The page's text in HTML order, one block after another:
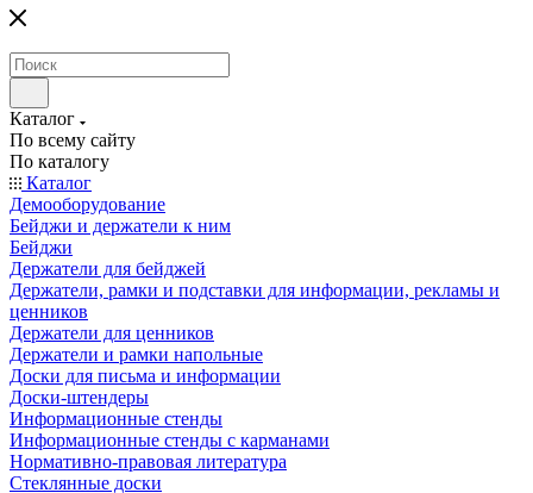
Каталог
По всему сайту
По каталогу
Каталог
Демооборудование
Бейджи и держатели к ним
Бейджи
Держатели для бейджей
Держатели, рамки и подставки для информации, рекламы и
ценников
Держатели для ценников
Держатели и рамки напольные
Доски для письма и информации
Доски-штендеры
Информационные стенды
Информационные стенды с карманами
Нормативно-правовая литература
Стеклянные доски